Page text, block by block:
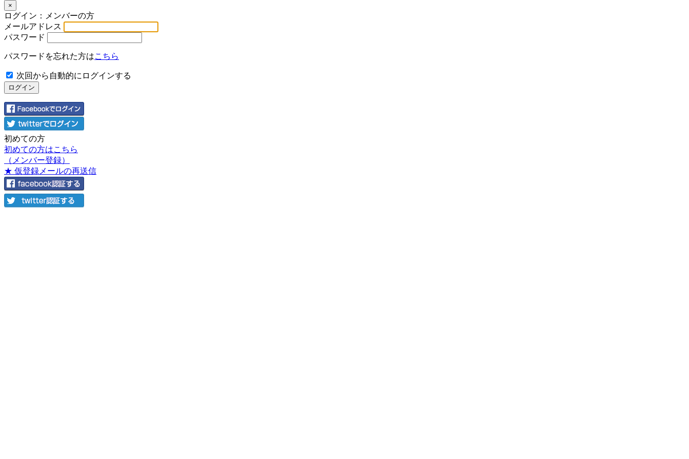
×
ログイン：メンバーの方
メールアドレス
パスワード
パスワードを忘れた方はこちら
次回から自動的にログインする
初めての方
初めての方はこちら
（メンバー登録）
★ 仮登録メールの再送信